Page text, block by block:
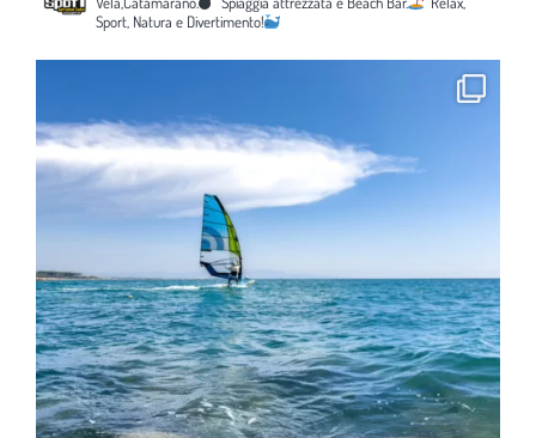
Sport, Natura e Divertimento!